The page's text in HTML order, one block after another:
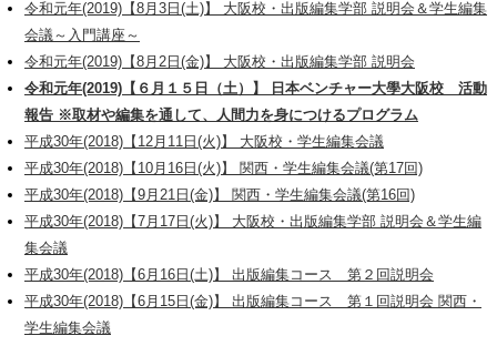
令和元年(2019)【8月3日(土)】 大阪校・出版編集学部 説明会＆学生編集
会議～入門講座～
令和元年(2019)【8月2日(金)】 大阪校・出版編集学部 説明会
令和元年(2019)【６月１５日（土）】 日本ベンチャー大學大阪校 活動
報告 ※取材や編集を通して、人間力を身につけるプログラム
平成30年(2018)【12月11日(火)】 大阪校・学生編集会議
平成30年(2018)【10月16日(火)】 関西・学生編集会議(第17回)
平成30年(2018)【9月21日(金)】 関西・学生編集会議(第16回)
平成30年(2018)【7月17日(火)】 大阪校・出版編集学部 説明会＆学生編
集会議
平成30年(2018)【6月16日(土)】 出版編集コース 第２回説明会
平成30年(2018)【6月15日(金)】 出版編集コース 第１回説明会 関西・
学生編集会議